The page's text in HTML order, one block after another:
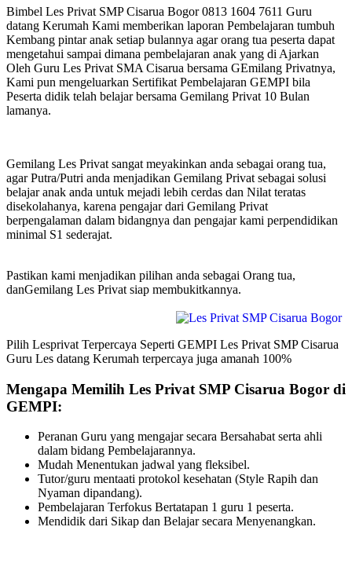
Bimbel Les Privat SMP Cisarua Bogor 0813 1604 7611 Guru
datang Kerumah Kami memberikan laporan Pembelajaran tumbuh
Kembang pintar anak setiap bulannya agar orang tua peserta dapat
mengetahui sampai dimana pembelajaran anak yang di Ajarkan
Oleh Guru Les Privat SMA Cisarua bersama GEmilang Privatnya,
Kami pun mengeluarkan Sertifikat Pembelajaran GEMPI bila
Peserta didik telah belajar bersama Gemilang Privat 10 Bulan
lamanya.
Gemilang Les Privat sangat meyakinkan anda sebagai orang tua,
agar Putra/Putri anda menjadikan Gemilang Privat sebagai solusi
belajar anak anda untuk mejadi lebih cerdas dan Nilat teratas
disekolahanya, karena pengajar dari Gemilang Privat
berpengalaman dalam bidangnya dan pengajar kami perpendidikan
minimal S1 sederajat.
Pastikan kami menjadikan pilihan anda sebagai Orang tua,
danGemilang Les Privat siap membukitkannya.
Pilih Lesprivat Terpercaya Seperti GEMPI Les Privat SMP Cisarua
Guru Les datang Kerumah terpercaya juga amanah 100%
Mengapa Memilih Les Privat SMP Cisarua Bogor di
GEMPI:
Peranan Guru yang mengajar secara Bersahabat serta ahli
dalam bidang Pembelajarannya.
Mudah Menentukan jadwal yang fleksibel.
Tutor/guru mentaati protokol kesehatan (Style Rapih dan
Nyaman dipandang).
Pembelajaran Terfokus Bertatapan 1 guru 1 peserta.
Mendidik dari Sikap dan Belajar secara Menyenangkan.